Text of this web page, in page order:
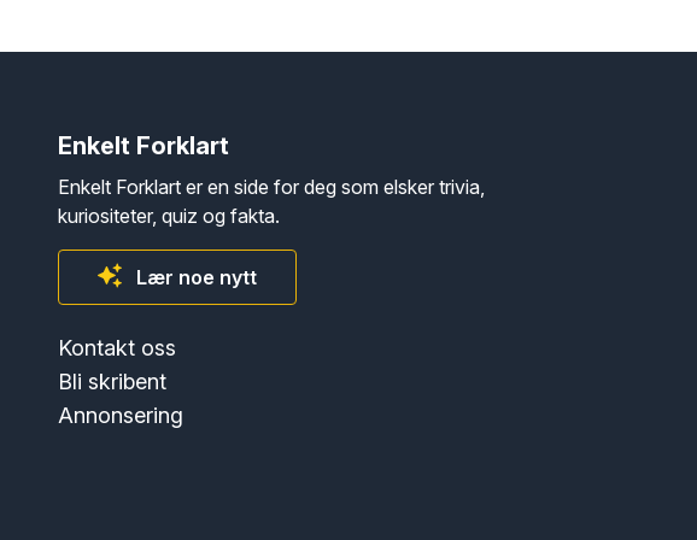
Enkelt Forklart
Enkelt Forklart er en side for deg som elsker trivia,
kuriositeter, quiz og fakta.
Lær noe nytt
Kontakt oss
Bli skribent
Annonsering